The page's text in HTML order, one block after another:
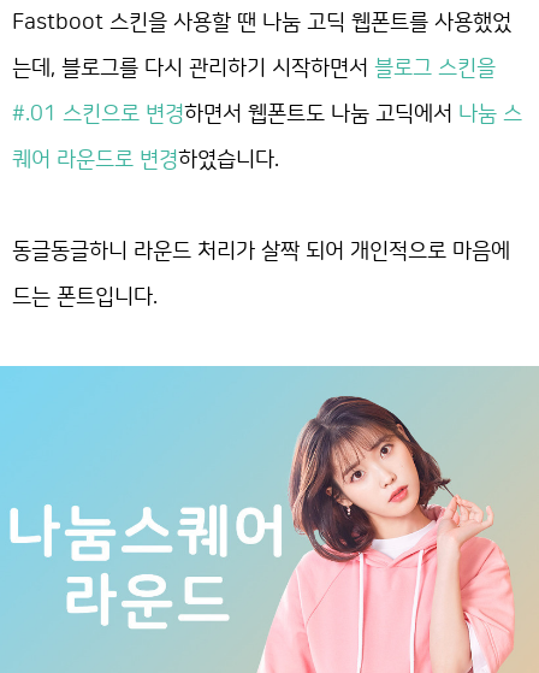
Fastboot 스킨을 사용할 땐 나눔 고딕 웹폰트를 사용했었
는데, 블로그를 다시 관리하기 시작하면서 블로그 스킨을
#.01 스킨으로 변경하면서 웹폰트도 나눔 고딕에서 나눔 스
퀘어 라운드로 변경하였습니다.
동글동글하니 라운드 처리가 살짝 되어 개인적으로 마음에
드는 폰트입니다.